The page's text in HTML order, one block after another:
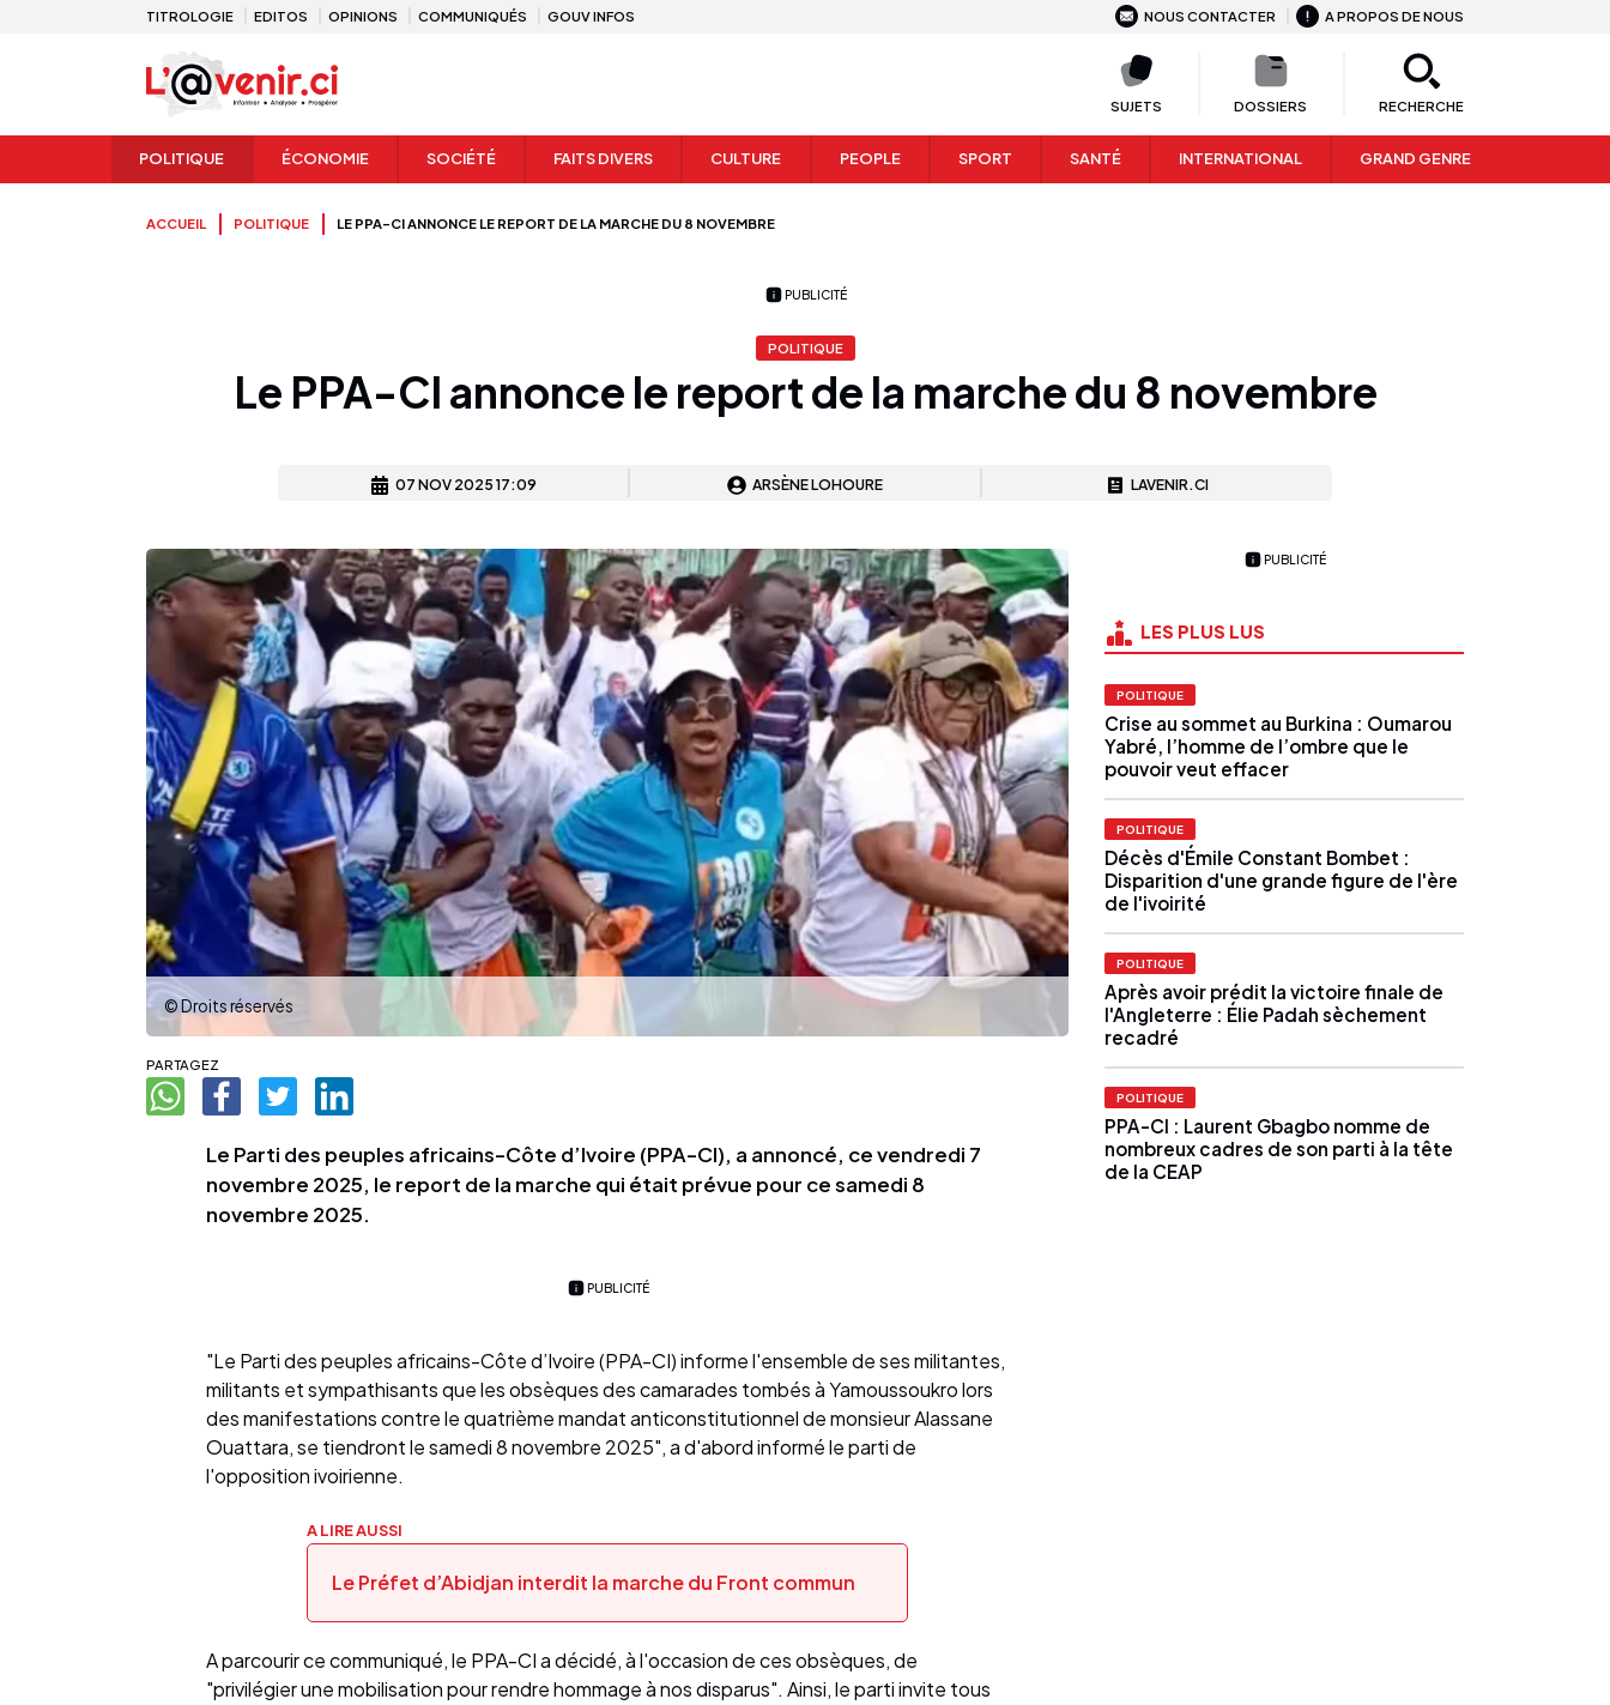
TITROLOGIE EDITOS OPINIONS COMMUNIQUÉS GOUV INFOS NOUS CONTACTER A PROPOS DE NOUS
SUJETS DOSSIERS RECHERCHE
POLITIQUE ÉCONOMIE SOCIÉTÉ FAITS DIVERS CULTURE PEOPLE SPORT SANTÉ INTERNATIONAL GRAND GENRE
ACCUEIL POLITIQUE LE PPA-CI ANNONCE LE REPORT DE LA MARCHE DU 8 NOVEMBRE
PUBLICITÉ
POLITIQUE
Le PPA-CI annonce le report de la marche du 8 novembre
07 NOV 2025 17:09 ARSÈNE LOHOURE LAVENIR.CI
© Droits réservés
PARTAGEZ
Le Parti des peuples africains-Côte d’Ivoire (PPA-CI), a annoncé, ce vendredi 7
novembre 2025, le report de la marche qui était prévue pour ce samedi 8
novembre 2025.
PUBLICITÉ
"Le Parti des peuples africains-Côte d’Ivoire (PPA-CI) informe l'ensemble de ses militantes,
militants et sympathisants que les obsèques des camarades tombés à Yamoussoukro lors
des manifestations contre le quatrième mandat anticonstitutionnel de monsieur Alassane
Ouattara, se tiendront le samedi 8 novembre 2025", a d'abord informé le parti de
l'opposition ivoirienne.
A LIRE AUSSI
Le Préfet d’Abidjan interdit la marche du Front commun
A parcourir ce communiqué, le PPA-CI a décidé, à l'occasion de ces obsèques, de
"privilégier une mobilisation pour rendre hommage à nos disparus". Ainsi, le parti invite tous
PUBLICITÉ
LES PLUS LUS
POLITIQUE
Crise au sommet au Burkina : Oumarou
Yabré, l’homme de l’ombre que le
pouvoir veut effacer
POLITIQUE
Décès d'Émile Constant Bombet :
Disparition d'une grande figure de l'ère
de l'ivoirité
POLITIQUE
Après avoir prédit la victoire finale de
l'Angleterre : Élie Padah sèchement
recadré
POLITIQUE
PPA-CI : Laurent Gbagbo nomme de
nombreux cadres de son parti à la tête
de la CEAP